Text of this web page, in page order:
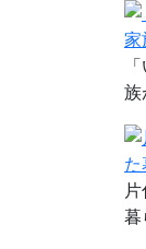
族
暮